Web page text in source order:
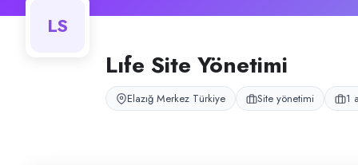
LS
Lıfe Site Yönetimi
Elazığ Merkez Türkiye Site yönetimi 1